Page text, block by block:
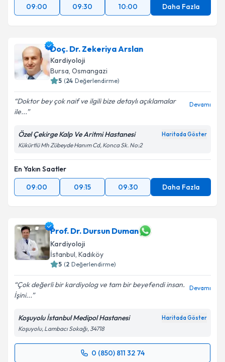
09:00
09:30 10:00 Daha Fazla
Doç. Dr. Zekeriya Arslan
Kardiyoloji
Bursa, Osmangazi
5 (24 Değerlendirme)
Doktor bey çok naif ve ilgili bize detaylı açıklamalar
ile...
Devamı
Özel Çekirge Kalp Ve Aritmi Hastanesi Haritada Göster
Kükürtlü Mh Zübeyde Hanım Cd, Konca Sk. No:2
En Yakın Saatler
09:00
09:15 09:30 Daha Fazla
Prof. Dr. Dursun Duman
Kardiyoloji
İstanbul, Kadıköy
5 (2 Değerlendirme)
Çok değerli bir kardiyolog ve tam bir beyefendi insan.
İşini...
Devamı
Koşuyolu İstanbul Medipol Hastanesi Haritada Göster
Koşuyolu, Lambacı Sokağı, 34718
0 (850) 811 32 74
Randevu Takvimi Talebi